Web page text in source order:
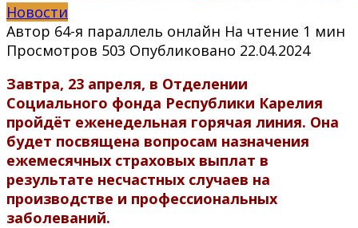
Новости
Автор 64-я параллель онлайн На чтение 1 мин
Просмотров 503 Опубликовано 22.04.2024
Завтра, 23 апреля, в Отделении
Социального фонда Республики Карелия
пройдёт еженедельная горячая линия. Она
будет посвящена вопросам назначения
ежемесячных страховых выплат в
результате несчастных случаев на
производстве и профессиональных
заболеваний.